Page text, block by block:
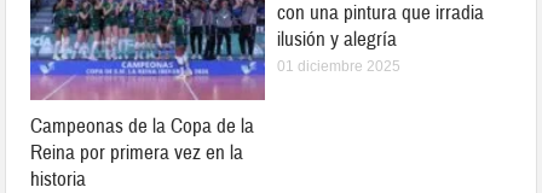
Campeonas de la Copa de la
Reina por primera vez en la
historia
con una pintura que irradia
ilusión y alegría
01 diciembre 2025